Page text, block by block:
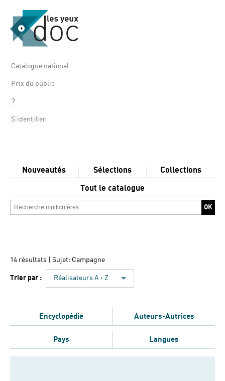
Catalogue national
Prix du public
?
S'identifier
Nouveautés Sélections
Collections
Tout le catalogue
14 résultats | Sujet: Campagne
Trier par : Réalisateurs A › Z
Encyclopédie Auteurs-Autrices
Pays Langues